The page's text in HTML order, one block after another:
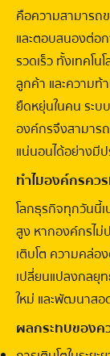
คือความสามารถ
และตอบสนองต่อ
รวดเร็ว ทั้งเทคโ
ลูกค้า และความท้
ยืดหยุ่นในคน ระบ
องค์กรจึงสามาร
แน่นอนได้อย่างมี
ทำไมองค์กรคว
โลกธุรกิจทุกวันนี้เ
สูง หากองค์กรไม่
เติบโต ความคล่อ
เปลี่ยนแปลงกลยุ
ใหม่ และพัฒนาส
ผลกระทบของค